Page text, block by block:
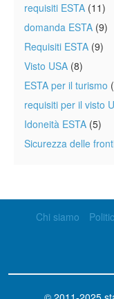
requisiti ESTA (11)
domanda ESTA (9)
Requisiti ESTA (9)
Visto USA (8)
ESTA per il turismo
requisiti per il visto
Idoneità ESTA (5)
Sicurezza delle
Chi siamo